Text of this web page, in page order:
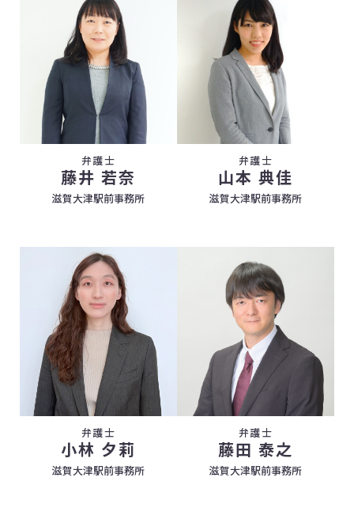
弁護士
藤井 若奈
滋賀大津駅前事務所
弁護士
山本 典佳
滋賀大津駅前事務所
弁護士
小林 夕莉
滋賀大津駅前事務所
弁護士
藤田 泰之
滋賀大津駅前事務所